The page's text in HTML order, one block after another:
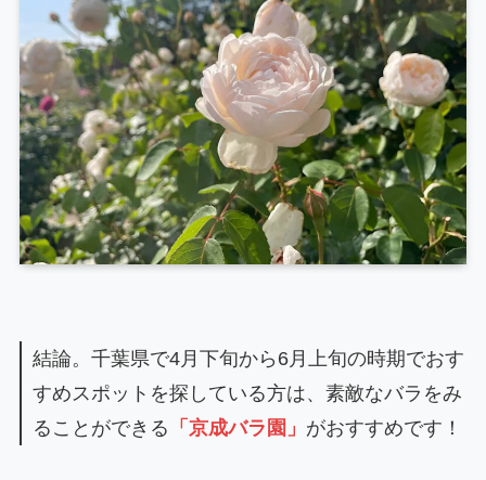
結論。千葉県で4月下旬から6月上旬の時期でおす
すめスポットを探している方は、素敵なバラをみ
ることができる 「京成バラ園」 がおすすめです！